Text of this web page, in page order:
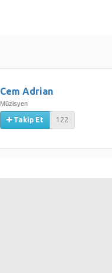
Cem Adrian
Müzisyen
Takip Et 122